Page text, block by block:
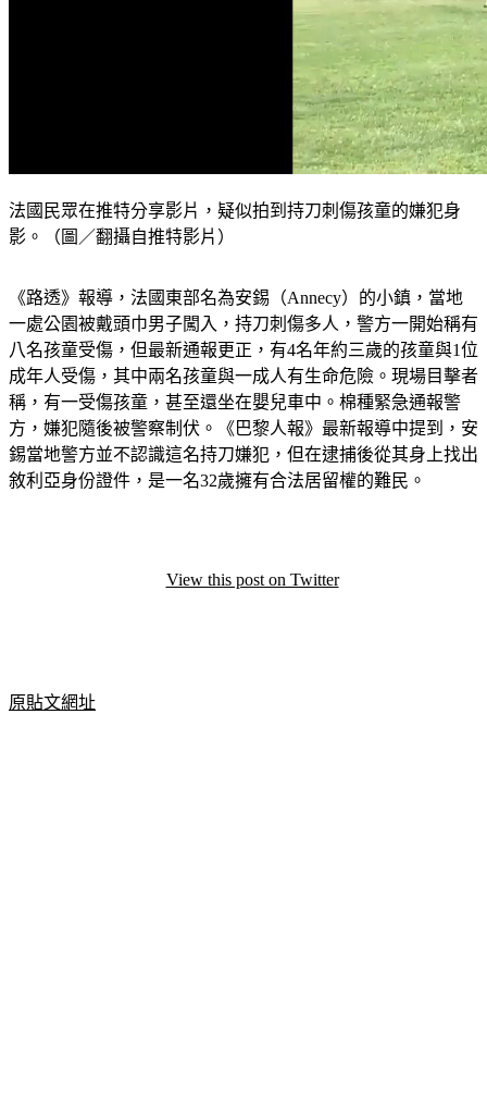
法國民眾在推特分享影片，疑似拍到持刀刺傷孩童的嫌犯身
影。（圖／翻攝自推特影片）
《路透》報導，法國東部名為安錫（Annecy）的小鎮，當地
一處公園被戴頭巾男子闖入，持刀刺傷多人，警方一開始稱有
八名孩童受傷，但最新通報更正，有4名年約三歲的孩童與1位
成年人受傷，其中兩名孩童與一成人有生命危險。現場目擊者
稱，有一受傷孩童，甚至還坐在嬰兒車中。棉種緊急通報警
方，嫌犯隨後被警察制伏。《巴黎人報》最新報導中提到，安
錫當地警方並不認識這名持刀嫌犯，但在逮捕後從其身上找出
敘利亞身份證件，是一名32歲擁有合法居留權的難民。
View this post on Twitter
原貼文網址